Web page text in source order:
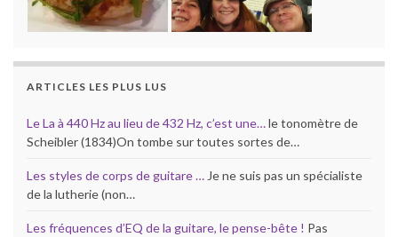
ARTICLES LES PLUS LUS
Le La à 440 Hz au lieu de 432 Hz, c’est une…le tonomètre de
Scheibler (1834)On tombe sur toutes sortes de…
Les styles de corps de guitare … Je ne suis pas un spécialiste
de la lutherie (non…
Les fréquences d’EQ de la guitare, le pense-bête ! Pas